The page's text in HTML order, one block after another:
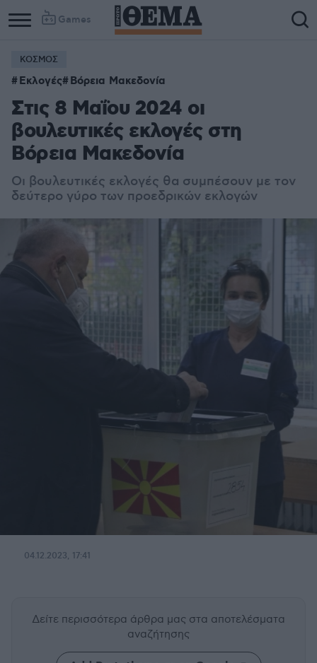
Games
ΚΟΣΜΟΣ
Εκλογές Βόρεια Μακεδονία
Στις 8 Μαΐου 2024 οι
βουλευτικές εκλογές στη
Βόρεια Μακεδονία
Οι βουλευτικές εκλογές θα συμπέσουν με τον
δεύτερο γύρο των προεδρικών εκλογών
04.12.2023, 17:41
Δείτε περισσότερα άρθρα μας στα αποτελέσματα
αναζήτησης